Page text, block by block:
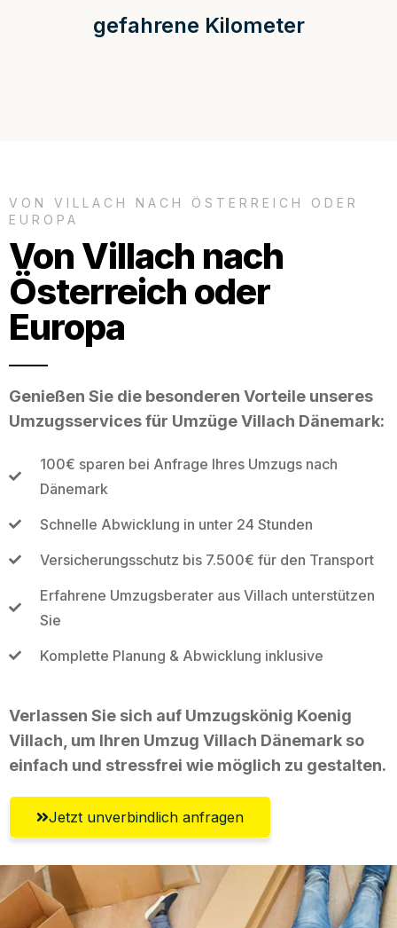
gefahrene Kilometer
VON VILLACH NACH ÖSTERREICH ODER
EUROPA
Von Villach nach
Österreich oder
Europa
Genießen Sie die besonderen Vorteile unseres
Umzugsservices für Umzüge Villach Dänemark:
100€ sparen bei Anfrage Ihres Umzugs nach
Dänemark
Schnelle Abwicklung in unter 24 Stunden
Versicherungsschutz bis 7.500€ für den Transport
Erfahrene Umzugsberater aus Villach unterstützen
Sie
Komplette Planung & Abwicklung inklusive
Verlassen Sie sich auf Umzugskönig Koenig
Villach, um Ihren Umzug Villach Dänemark so
einfach und stressfrei wie möglich zu gestalten.
Jetzt unverbindlich anfragen